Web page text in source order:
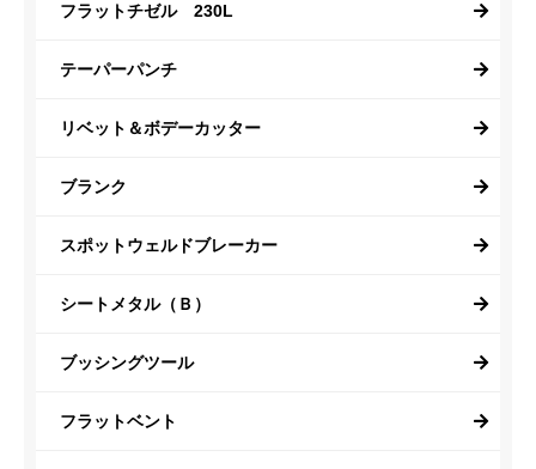
フラットチゼル 230L
テーパーパンチ
リベット＆ボデーカッター
ブランク
スポットウェルドブレーカー
シートメタル（Ｂ）
ブッシングツール
フラットベント